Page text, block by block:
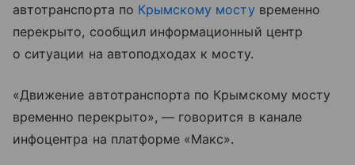
автотранспорта по Крымскому мосту временно
перекрыто, сообщил информационный центр
о ситуации на автоподходах к мосту.
«Движение автотранспорта по Крымскому мосту
временно перекрыто», — говорится в канале
инфоцентра на платформе «Макс».